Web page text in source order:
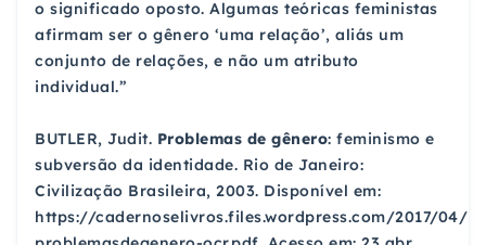
o significado oposto. Algumas teóricas feministas
afirmam ser o gênero ‘uma relação’, aliás um
conjunto de relações, e não um atributo
individual.”
BUTLER, Judit. Problemas de gênero: feminismo e
subversão da identidade. Rio de Janeiro:
Civilização Brasileira, 2003. Disponível em:
https://cadernoselivros.files.wordpress.com/2017/04/